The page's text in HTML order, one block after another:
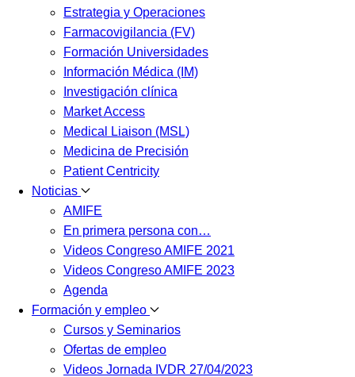
Estrategia y Operaciones
Farmacovigilancia (FV)
Formación Universidades
Información Médica (IM)
Investigación clínica
Market Access
Medical Liaison (MSL)
Medicina de Precisión
Patient Centricity
Noticias
AMIFE
En primera persona con…
Videos Congreso AMIFE 2021
Videos Congreso AMIFE 2023
Agenda
Formación y empleo
Cursos y Seminarios
Ofertas de empleo
Videos Jornada IVDR 27/04/2023